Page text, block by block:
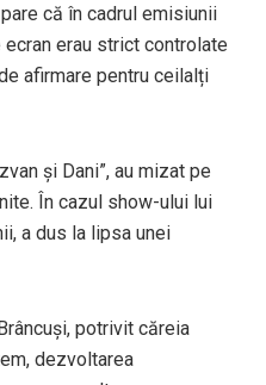
că în cadrul emisiunii
erau strict controlate
afirmare pentru ceilalți
și Dani”, au mizat pe
În cazul show-ului lui
a dus la lipsa unei
potrivit căreia
dezvoltarea